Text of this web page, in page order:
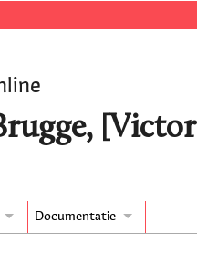
Documentatie